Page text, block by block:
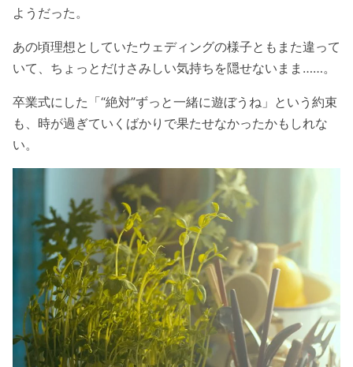
ようだった。
あの頃理想としていたウェディングの様子ともまた違って
いて、ちょっとだけさみしい気持ちを隠せないまま……。
卒業式にした「“絶対”ずっと一緒に遊ぼうね」という約束
も、時が過ぎていくばかりで果たせなかったかもしれな
い。